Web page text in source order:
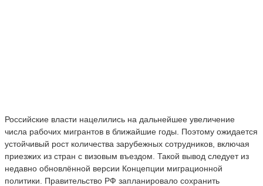
Российские власти нацелились на дальнейшее увеличение
числа рабочих мигрантов в ближайшие годы. Поэтому ожидается
устойчивый рост количества зарубежных сотрудников, включая
приезжих из стран с визовым въездом. Такой вывод следует из
недавно обновлённой версии Концепции миграционной
политики. Правительство РФ запланировало сохранить